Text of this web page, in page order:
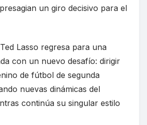
un giro decisivo para el
Lasso regresa para una
con un nuevo desafío: dirigir
de fútbol de segunda
nuevas dinámicas del
continúa su singular estilo